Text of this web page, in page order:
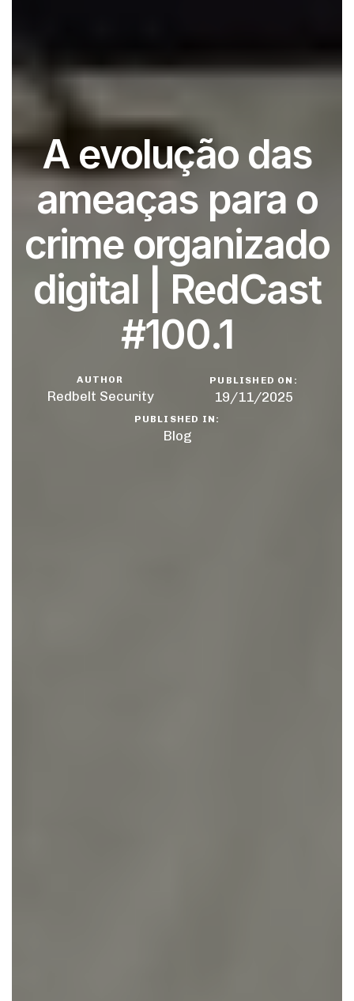
A evolução das
ameaças para o
crime organizado
digital | RedCast
#100.1
AUTHOR
Redbelt Security
PUBLISHED ON:
19/11/2025
PUBLISHED IN:
Blog